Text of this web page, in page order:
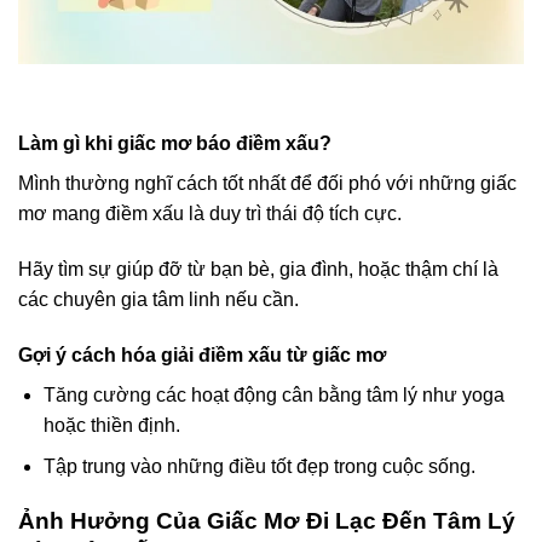
Làm gì khi giấc mơ báo điềm xấu?
Mình thường nghĩ cách tốt nhất để đối phó với những giấc
mơ mang điềm xấu là duy trì thái độ tích cực.
Hãy tìm sự giúp đỡ từ bạn bè, gia đình, hoặc thậm chí là
các chuyên gia tâm linh nếu cần.
Gợi ý cách hóa giải điềm xấu từ giấc mơ
Tăng cường các hoạt động cân bằng tâm lý như yoga
hoặc thiền định.
Tập trung vào những điều tốt đẹp trong cuộc sống.
Ảnh Hưởng Của Giấc Mơ Đi Lạc Đến Tâm Lý